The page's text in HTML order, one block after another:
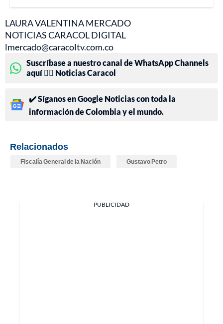
LAURA VALENTINA MERCADO
NOTICIAS CARACOL DIGITAL
lmercado@caracoltv.com.co
Suscríbase a nuestro canal de WhatsApp Channels
aquí 👉🏻 Noticias Caracol
✔️ Síganos en Google Noticias con toda la
información de Colombia y el mundo.
Relacionados
Fiscalía General de la Nación Gustavo Petro
PUBLICIDAD